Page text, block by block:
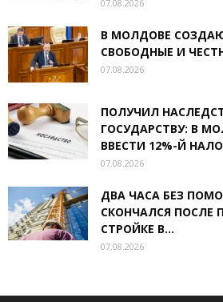
07.08.2026
В МОЛДОВЕ
СВОБОДНЫЕ И
07.08.2026
ПОЛУЧИЛ
ГОСУДАРСТВУ: В
ВВЕСТИ 12%-Й
07.08.2026
ДВА ЧАСА БЕЗ
СКОНЧАЛСЯ ПОСЛЕ
СТРОЙКЕ В...
07.08.2026